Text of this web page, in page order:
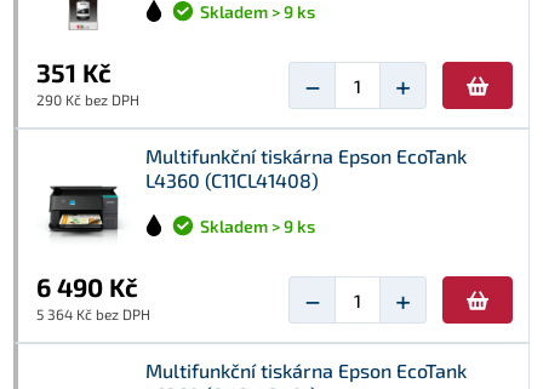
Skladem > 9 ks
351 Kč
290 Kč bez DPH − +
Multifunkční tiskárna Epson EcoTank
L4360 (C11CL41408)
Skladem > 9 ks
6 490 Kč
5 364 Kč bez DPH − +
Multifunkční tiskárna Epson EcoTank